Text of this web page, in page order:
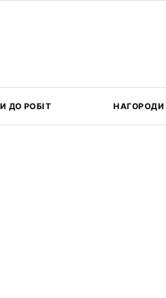
ДО РОБІТ НАГОРОДИ